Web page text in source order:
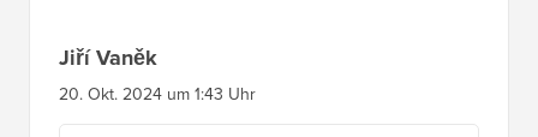
Jiří Vaněk
20. Okt. 2024 um 1:43 Uhr